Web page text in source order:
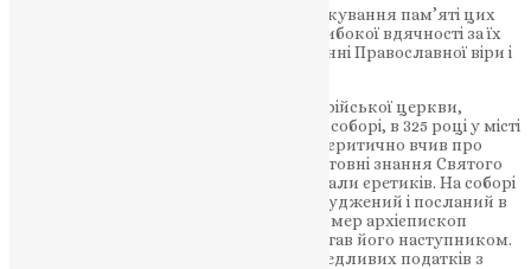
Свята Церква встановила спільне святкування пам’яті цих
двох визначних святителей на знак глибокої вдячності за їх
багаторічні невтомні труди в утвердженні Православної віри і
Ще будучи юним дияконом Олександрійської церкви,
святий Афанасій на 1-му вселенському соборі, в 325 році у місті
Нікеї викривав безбожного Арія, який єритично вчив про
Сина Божого. Його світлий розум, ґрунтовні знання Святого
Письма, чарівна сила його слова дивували єретиків. На соборі
вчення Арія було спростовано. Арій засуджений і посланий в
ув’язнення. Незабаром після собору помер архієпископ
Олександрійський, і святий Афанасій став його наступником.
Його звинуватили у стягненні несправедливих податків з